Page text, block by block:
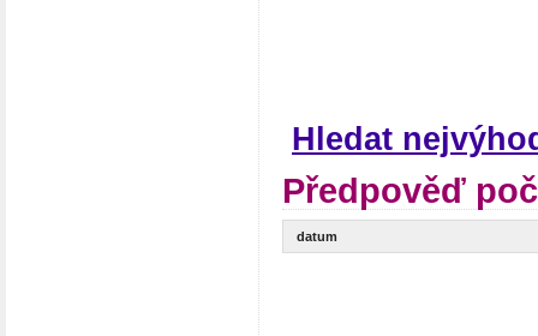
Hledat
Předpověď
datum